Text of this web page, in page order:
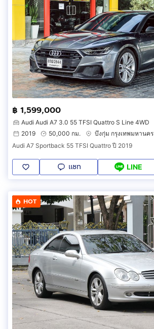
฿ 1,599,000
Audi Audi A7 3.0 55 TFSI Quattro S Line 4WD
2019
50,000 กม.
บึงกุ่ม กรุงเทพมหานคร
Audi A7 Sportback 55 TFSI Quattro ปี 2019
แชท LINE
HOT